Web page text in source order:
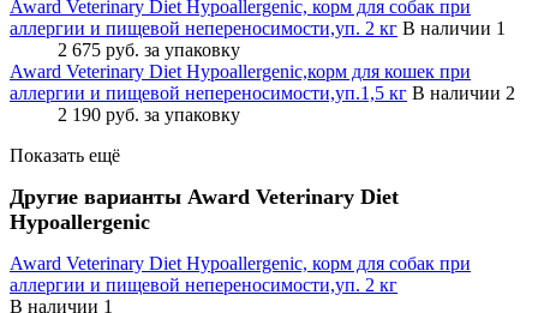
Award Veterinary Diet Hypoallergenic, корм для собак при
аллергии и пищевой непереносимости,уп. 2 кг В наличии 1
2 675 руб. за упаковку
Award Veterinary Diet Hypoallergenic,корм для кошек при
аллергии и пищевой непереносимости,уп.1,5 кг В наличии 2
2 190 руб. за упаковку
Показать ещё
Другие варианты Award Veterinary Diet
Hypoallergenic
Award Veterinary Diet Hypoallergenic, корм для собак при
аллергии и пищевой непереносимости,уп. 2 кг
В наличии 1